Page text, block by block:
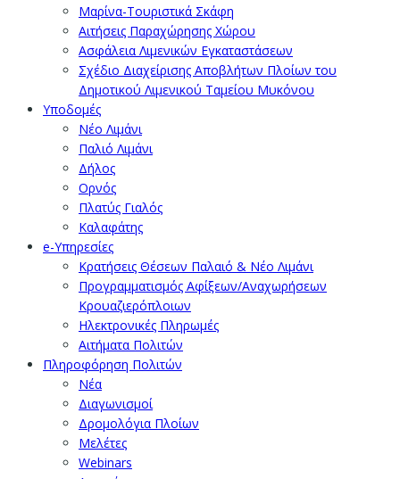
Μαρίνα-Τουριστικά Σκάφη
Αιτήσεις Παραχώρησης Χώρου
Ασφάλεια Λιμενικών Εγκαταστάσεων
Σχέδιο Διαχείρισης Αποβλήτων Πλοίων του
Δημοτικού Λιμενικού Ταμείου Μυκόνου
Υποδομές
Νέο Λιμάνι
Παλιό Λιμάνι
Δήλος
Ορνός
Πλατύς Γιαλός
Καλαφάτης
e-Υπηρεσίες
Κρατήσεις Θέσεων Παλαιό & Νέο Λιμάνι
Προγραμματισμός Αφίξεων/Αναχωρήσεων
Κρουαζιερόπλοιων
Ηλεκτρονικές Πληρωμές
Αιτήματα Πολιτών
Πληροφόρηση Πολιτών
Νέα
Διαγωνισμοί
Δρομολόγια Πλοίων
Μελέτες
Webinars